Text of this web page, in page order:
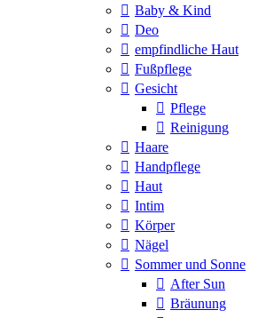
Baby & Kind
Deo
empfindliche Haut
Fußpflege
Gesicht
Pflege
Reinigung
Haare
Handpflege
Haut
Intim
Körper
Nägel
Sommer und Sonne
After Sun
Bräunung